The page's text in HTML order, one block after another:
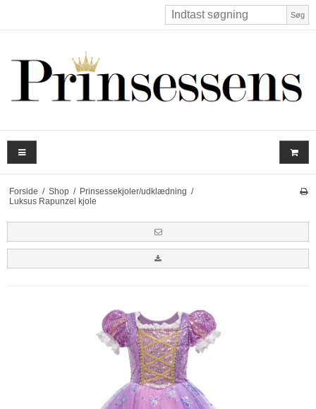
Søg
Forside / Shop / Prinsessekjoler/udklædning /
Luksus Rapunzel kjole